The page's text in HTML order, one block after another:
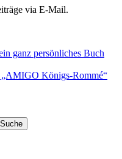
via E-Mail.
ganz persönliches Buch
„AMIGO Königs-Rommé“